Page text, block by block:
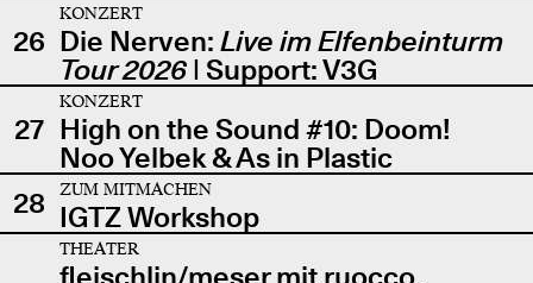
26
KONZERT
Die Nerven: Live im Elfenbeinturm
Tour 2026| Support: V3G
27
KONZERT
High on the Sound #10: Doom!
Noo Yelbek & As in Plastic
28
ZUM MITMACHEN
IGTZ Workshop
THEATER